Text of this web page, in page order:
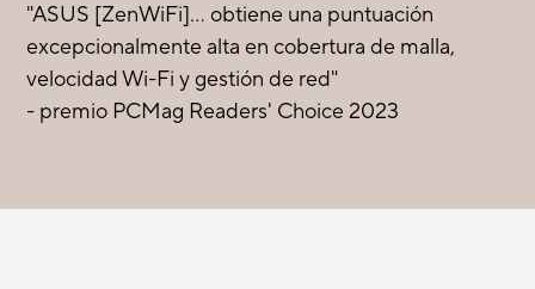
"ASUS [ZenWiFi]... obtiene una puntuación
excepcionalmente alta en cobertura de malla,
velocidad Wi-Fi y gestión de red"
- premio PCMag Readers' Choice 2023